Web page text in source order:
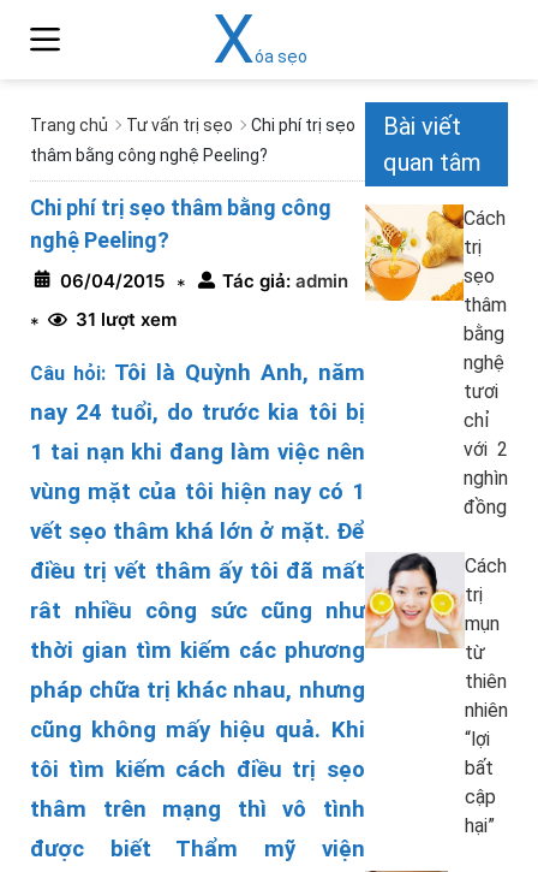
Xóa sẹo
Trang chủ Tư vấn trị sẹo
Chi phí trị sẹo
thâm bằng công nghệ Peeling?
Chi phí trị sẹo thâm bằng công
nghệ Peeling?
06/04/2015 * Tác giả: admin
*
31 lượt xem
Câu hỏi:Tôi là Quỳnh Anh, năm
nay 24 tuổi, do trước kia tôi bị
1 tai nạn khi đang làm việc nên
vùng mặt của tôi hiện nay có 1
vết sẹo thâm khá lớn ở mặt. Để
điều trị vết thâm ấy tôi đã mất
rât nhiều công sức cũng như
thời gian tìm kiếm các phương
pháp chữa trị khác nhau, nhưng
cũng không mấy hiệu quả. Khi
tôi tìm kiếm cách điều trị sẹo
thâm trên mạng thì vô tình
được biết Thẩm mỹ viện
Bài viết
quan tâm
Cách
trị
sẹo
thâm
bằng
nghệ
tươi
chỉ
với 2
nghìn
đồng
Cách
trị
mụn
từ
thiên
nhiên
“lợi
bất
cập
hại”